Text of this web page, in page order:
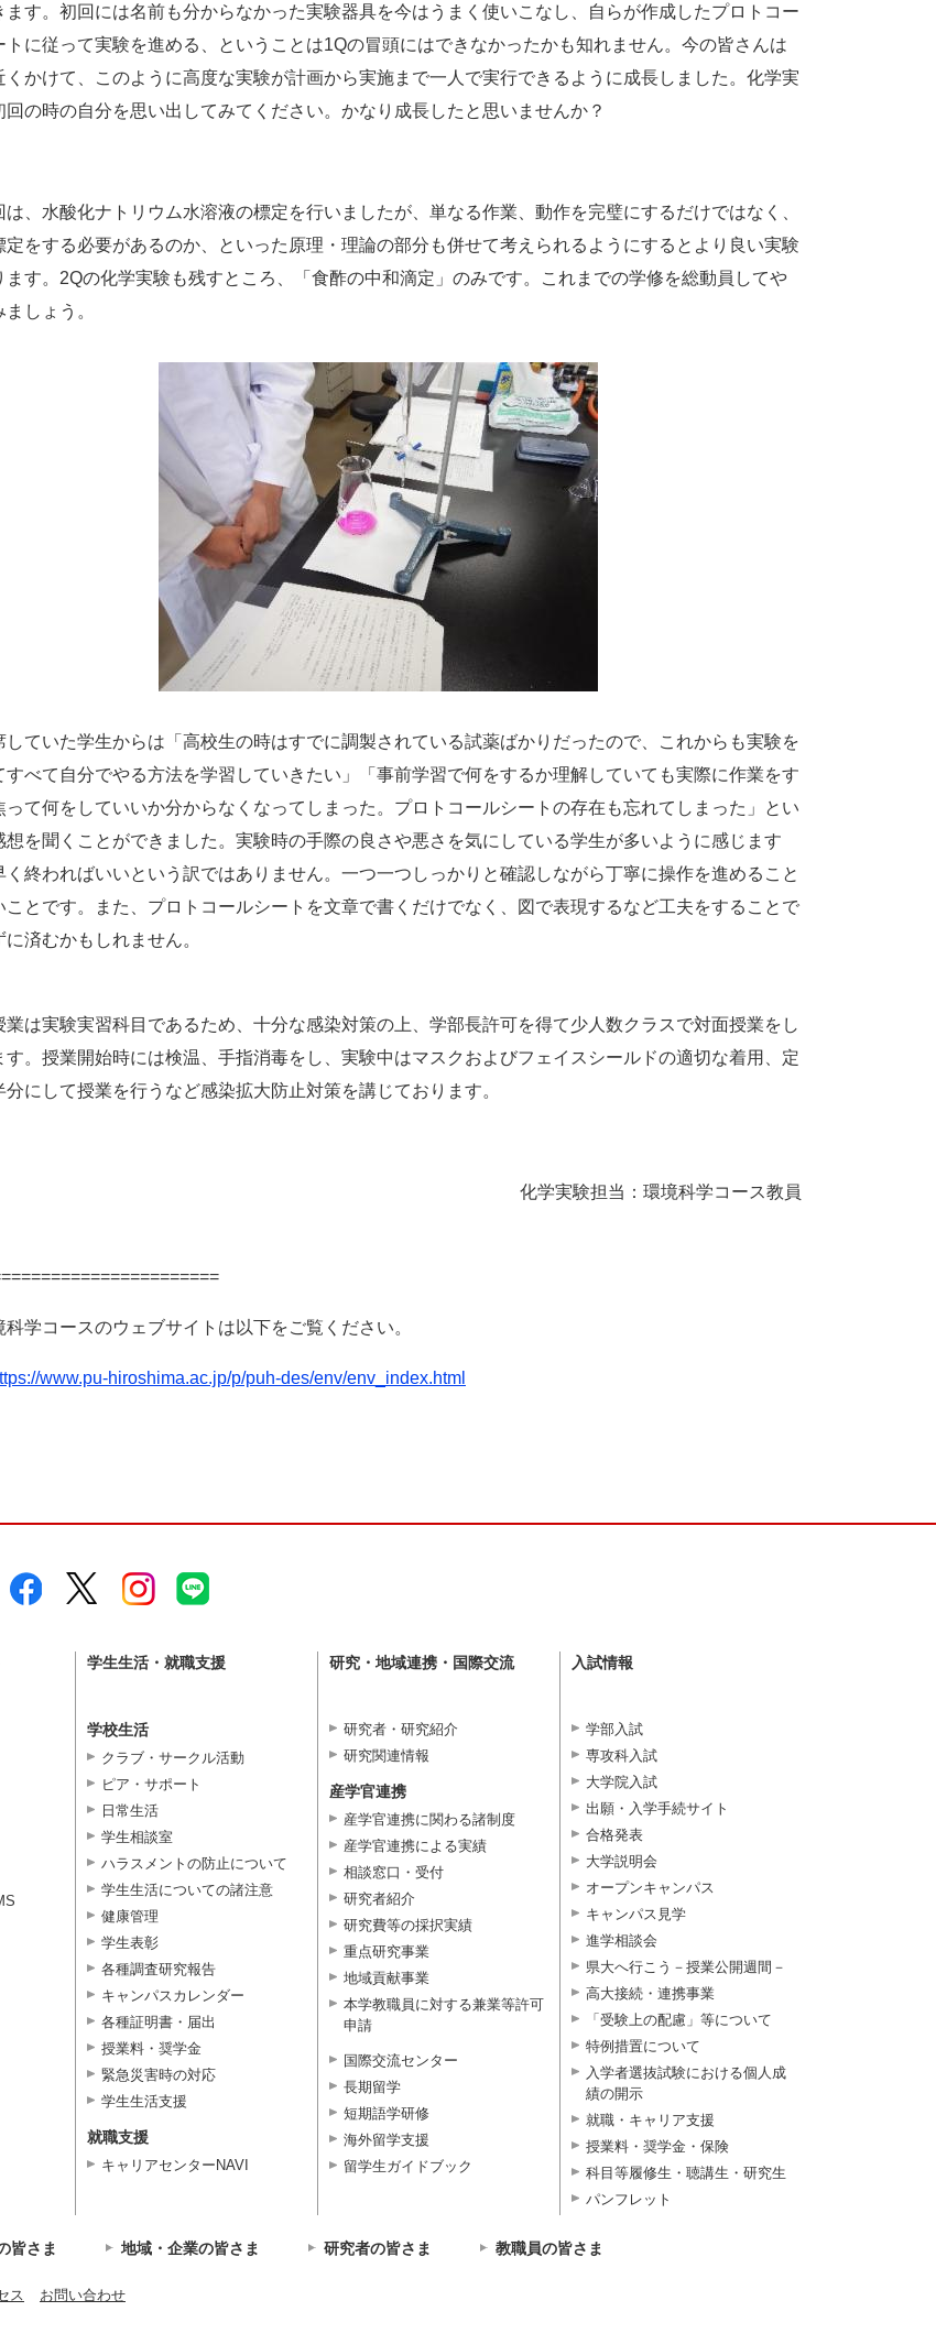
ます。初回には名前も分からなかった実験器具を今はうまく使いこなし、自らが作成したプロトコー
トに従って実験を進める、ということは1Qの冒頭にはできなかったかも知れません。今の皆さんは
くかけて、このように高度な実験が計画から実施まで一人で実行できるように成長しました。化学実
回の時の自分を思い出してみてください。かなり成長したと思いませんか？
、水酸化ナトリウム水溶液の標定を行いましたが、単なる作業、動作を完璧にするだけではなく、
定をする必要があるのか、といった原理・理論の部分も併せて考えられるようにするとより良い実験
ます。2Qの化学実験も残すところ、「食酢の中和滴定」のみです。これまでの学修を総動員してや
ましょう。
ていた学生からは「高校生の時はすでに調製されている試薬ばかりだったので、これからも実験を
すべて自分でやる方法を学習していきたい」「事前学習で何をするか理解していても実際に作業をす
って何をしていいか分からなくなってしまった。プロトコールシートの存在も忘れてしまった」とい
想を聞くことができました。実験時の手際の良さや悪さを気にしている学生が多いように感じます
く終わればいいという訳ではありません。一つ一つしっかりと確認しながら丁寧に操作を進めること
ことです。また、プロトコールシートを文章で書くだけでなく、図で表現するなど工夫をすることで
に済むかもしれません。
業は実験実習科目であるため、十分な感染対策の上、学部長許可を得て少人数クラスで対面授業をし
す。授業開始時には検温、手指消毒をし、実験中はマスクおよびフェイスシールドの適切な着用、定
分にして授業を行うなど感染拡大防止対策を講じております。
化学実験担当：環境科学コース教員
学コースのウェブサイトは以下をご覧ください。
www.pu-hiroshima.ac.jp/p/puh-des/env/env_index.html
学生生活・就職支援
学校生活
クラブ・サークル活動
ピア・サポート
日常生活
学生相談室
ハラスメントの防止について
学生生活についての諸注意
健康管理
学生表彰
各種調査研究報告
キャンパスカレンダー
各種証明書・届出
授業料・奨学金
緊急災害時の対応
学生生活支援
就職支援
キャリアセンターNAVI
研究・地域連携・国際交流
研究者・研究紹介
研究関連情報
産学官連携
産学官連携に関わる諸制度
産学官連携による実績
相談窓口・受付
研究者紹介
研究費等の採択実績
重点研究事業
地域貢献事業
本学教職員に対する兼業等許可
申請
国際交流センター
長期留学
短期語学研修
海外留学支援
留学生ガイドブック
入試情報
学部入試
専攻科入試
大学院入試
出願・入学手続サイト
合格発表
大学説明会
オープンキャンパス
キャンパス見学
進学相談会
県大へ行こう－授業公開週間－
高大接続・連携事業
「受験上の配慮」等について
特例措置について
入学者選抜試験における個人成
績の開示
就職・キャリア支援
授業料・奨学金・保険
科目等履修生・聴講生・研究生
パンフレット
皆さま 地域・企業の皆さま 研究者の皆さま 教職員の皆さま
ス
お問い合わせ